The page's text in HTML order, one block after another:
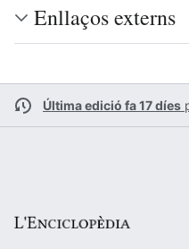
Enllaços externs
Última edició fa 17 díes